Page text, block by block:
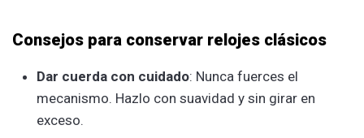
Consejos para conservar relojes clásicos
Dar cuerda con cuidado: Nunca fuerces el
mecanismo. Hazlo con suavidad y sin girar en
exceso.